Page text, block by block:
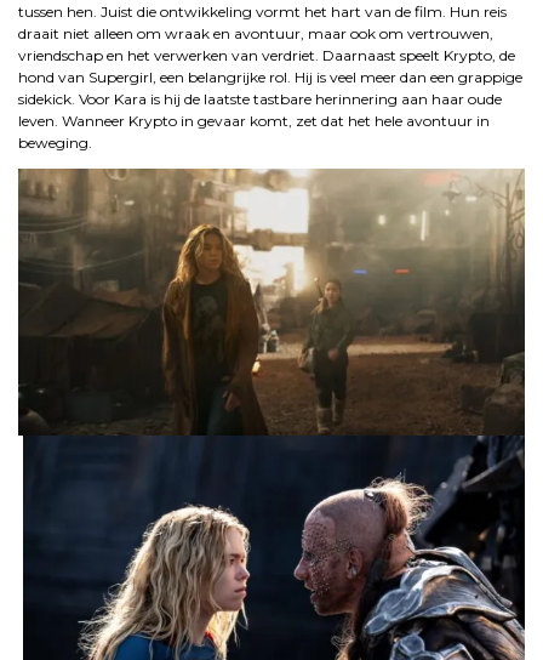
tussen hen. Juist die ontwikkeling vormt het hart van de film. Hun reis
draait niet alleen om wraak en avontuur, maar ook om vertrouwen,
vriendschap en het verwerken van verdriet. Daarnaast speelt Krypto, de
hond van Supergirl, een belangrijke rol. Hij is veel meer dan een grappige
sidekick. Voor Kara is hij de laatste tastbare herinnering aan haar oude
leven. Wanneer Krypto in gevaar komt, zet dat het hele avontuur in
beweging.